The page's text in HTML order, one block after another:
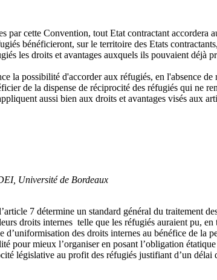
par cette Convention, tout Etat contractant accordera
bénéficieront, sur le territoire des Etats
les droits et avantages auxquels ils pouvaient
la possibilité d'accorder aux réfugiés, en l'absence
de la dispense de réciprocité des réfugiés qui ne
aussi bien aux droits et avantages visés aux
Université de Bordeaux
7 détermine un standard général du traitement
droits internes telle que les réfugiés auraient pu,
d’uniformisation des droits internes au bénéfice de
pour mieux l’organiser en posant l’obligation
législative au profit des réfugiés justifiant d’un